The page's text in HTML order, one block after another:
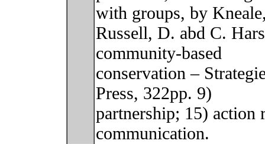
with groups, by
Russell, D. abd C.
community-based
conservation –
Press, 322pp. 9)
partnership; 15) action
communication.